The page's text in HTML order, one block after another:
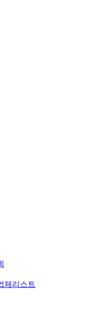
체리스트